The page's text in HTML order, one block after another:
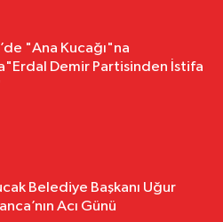
"Ana Kucağı"na
Demir Partisinden İstifa
Belediye Başkanı Uğur
Acı Günü